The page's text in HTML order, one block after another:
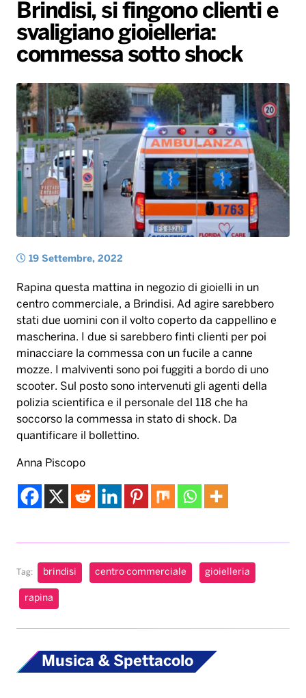
Hit Dance
Giochi&Concorsi
PALATOUR
Locali
Musica e Spettacolo
Sport
Radio Norba Consiglia
Leggerissime
Playlist
Generale
Novità
Notiziario
Interviste
Oroscopo
Speciale Astrabilia 2026
Gallery
Radio Norba News TV
Voce al Bari
Battiti Live 2026
Gallery
Brindisi, si fingono clienti e
svaligiano gioielleria:
commessa sotto shock
19 Settembre, 2022
Rapina questa mattina in negozio di gioielli in un
centro commerciale, a Brindisi. Ad agire sarebbero
stati due uomini con il volto coperto da cappellino e
mascherina. I due si sarebbero finti clienti per poi
minacciare la commessa con un fucile a canne
mozze. I malviventi sono poi fuggiti a bordo di uno
scooter. Sul posto sono intervenuti gli agenti della
polizia scientifica e il personale del 118 che ha
soccorso la commessa in stato di shock. Da
quantificare il bollettino.
Anna Piscopo
Tag: brindisi centro commerciale gioielleria
rapina
Musica & Spettacolo